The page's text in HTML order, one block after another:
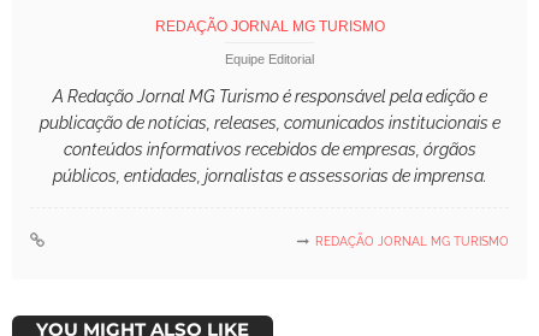
REDAÇÃO JORNAL MG TURISMO
Equipe Editorial
A Redação Jornal MG Turismo é responsável pela edição e
publicação de notícias, releases, comunicados institucionais e
conteúdos informativos recebidos de empresas, órgãos
públicos, entidades, jornalistas e assessorias de imprensa.
REDAÇÃO JORNAL MG TURISMO
YOU MIGHT ALSO LIKE